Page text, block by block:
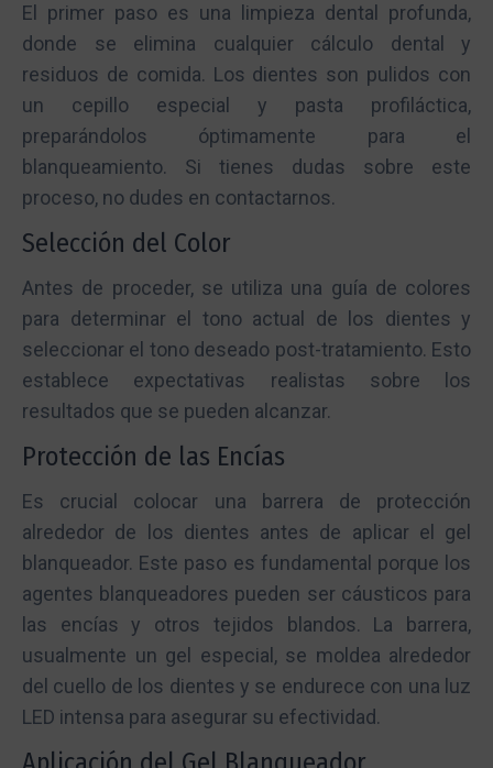
El primer paso es una limpieza dental profunda,
donde se elimina cualquier cálculo dental y
residuos de comida. Los dientes son pulidos con
un cepillo especial y pasta profiláctica,
preparándolos óptimamente para el
blanqueamiento. Si tienes dudas sobre este
proceso, no dudes en contactarnos.
Selección del Color
Antes de proceder, se utiliza una guía de colores
para determinar el tono actual de los dientes y
seleccionar el tono deseado post-tratamiento. Esto
establece expectativas realistas sobre los
resultados que se pueden alcanzar.
Protección de las Encías
Es crucial colocar una barrera de protección
alrededor de los dientes antes de aplicar el gel
blanqueador. Este paso es fundamental porque los
agentes blanqueadores pueden ser cáusticos para
las encías y otros tejidos blandos. La barrera,
usualmente un gel especial, se moldea alrededor
del cuello de los dientes y se endurece con una luz
LED intensa para asegurar su efectividad.